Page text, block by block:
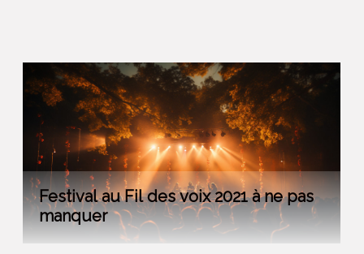
Festival au Fil des voix 2021 à ne pas
manquer